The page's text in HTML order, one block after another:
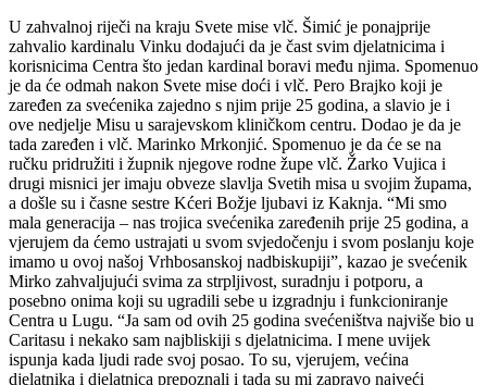
U zahvalnoj riječi na kraju Svete mise vlč. Šimić je ponajprije
zahvalio kardinalu Vinku dodajući da je čast svim djelatnicima i
korisnicima Centra što jedan kardinal boravi među njima. Spomenuo
je da će odmah nakon Svete mise doći i vlč. Pero Brajko koji je
zaređen za svećenika zajedno s njim prije 25 godina, a slavio je i
ove nedjelje Misu u sarajevskom kliničkom centru. Dodao je da je
tada zaređen i vlč. Marinko Mrkonjić. Spomenuo je da će se na
ručku pridružiti i župnik njegove rodne župe vlč. Žarko Vujica i
drugi misnici jer imaju obveze slavlja Svetih misa u svojim župama,
a došle su i časne sestre Kćeri Božje ljubavi iz Kaknja. “Mi smo
mala generacija – nas trojica svećenika zaređenih prije 25 godina, a
vjerujem da ćemo ustrajati u svom svjedočenju i svom poslanju koje
imamo u ovoj našoj Vrhbosanskoj nadbiskupiji”, kazao je svećenik
Mirko zahvaljujući svima za strpljivost, suradnju i potporu, a
posebno onima koji su ugradili sebe u izgradnju i funkcioniranje
Centra u Lugu. “Ja sam od ovih 25 godina svećeništva najviše bio u
Caritasu i nekako sam najbliskiji s djelatnicima. I mene uvijek
ispunja kada ljudi rade svoj posao. To su, vjerujem, većina
djelatnika i djelatnica prepoznali i tada su mi zapravo najveći